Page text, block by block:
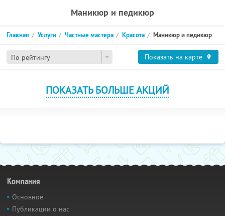
Маникюр и педикюр
По рейтингу
Главная Услуги Частные мастера Красота Маникюр и педикюр
Показать на карте
ПОКАЗАТЬ БОЛЬШЕ АКЦИЙ
Компания
Основное
Публикации о нас